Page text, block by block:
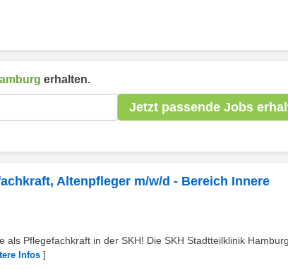
erhalten.
Jetzt passende Jobs
Altenpfleger m/w/d - Bereich Innere
Pflegefachkraft in der SKH! Die SKH Stadtteilklinik
Infos ]